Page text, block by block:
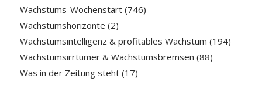
Wachstums-Wochenstart(746)
Wachstumshorizonte (2)
Wachstumsintelligenz & profitables Wachstum (194)
Wachstumsirrtümer & Wachstumsbremsen (88)
Was in der Zeitung steht(17)